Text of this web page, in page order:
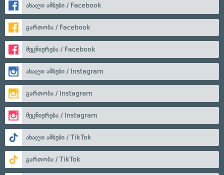
ახალი ამბები / Facebook
გართობა / Facebook
მეცნიერება / Facebook
ახალი ამბები / Instagram
გართობა / Instagram
მეცნიერება / Instagram
ახალი ამბები / TikTok
გართობა / TikTok